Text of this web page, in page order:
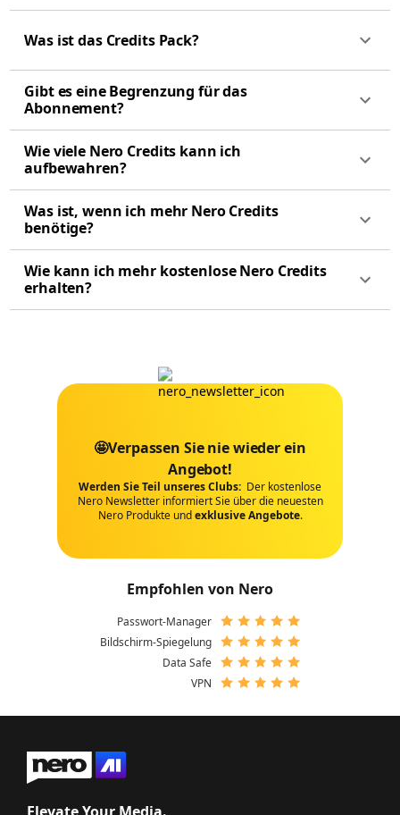
Was ist das Credits Pack?
Gibt es eine Begrenzung für das
Abonnement?
Wie viele Nero Credits kann ich
aufbewahren?
Was ist, wenn ich mehr Nero Credits
benötige?
Wie kann ich mehr kostenlose Nero Credits
erhalten?
🤩Verpassen Sie nie wieder ein
Angebot!
Werden Sie Teil unseres Clubs: Der kostenlose
Nero Newsletter informiert Sie über die neuesten
Nero Produkte undexklusive Angebote.
Empfohlen von Nero
Passwort-Manager
Bildschirm-Spiegelung
Data Safe
VPN